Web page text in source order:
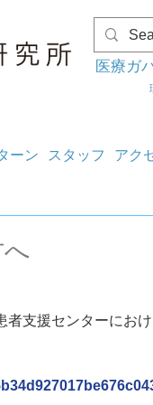
医療ガ
ーン スタッフ アク
者支援センターにお